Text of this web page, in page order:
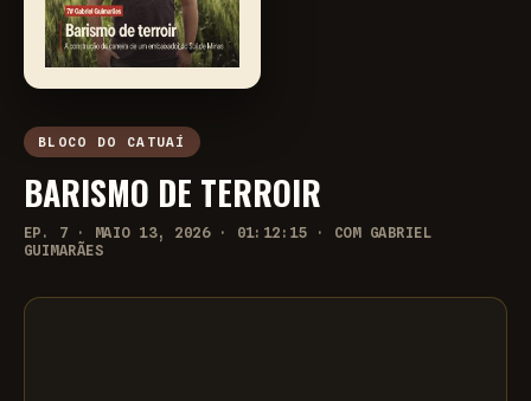
BLOCO DO CATUAÍ
BARISMO DE TERROIR
EP. 7 · MAIO 13, 2026 · 01:12:15 · COM GABRIEL
GUIMARÃES